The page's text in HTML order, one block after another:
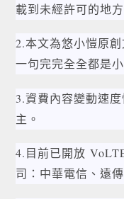
載到未經許可的地
2.本文為悠小愷原
一句完完全全都是
3.資費內容變動速
主。
4.目前已開放
司：中華電信、遠傳